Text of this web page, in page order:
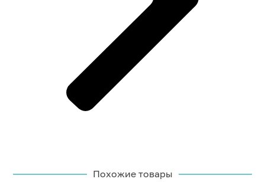
Похожие товары